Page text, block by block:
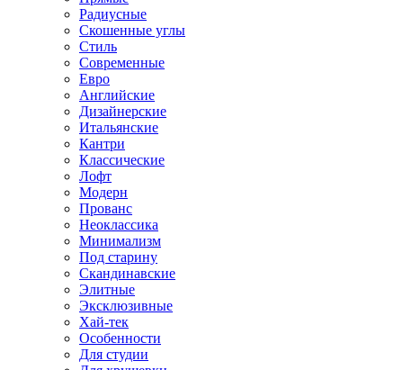
Радиусные
Скошенные углы
Стиль
Современные
Евро
Английские
Дизайнерские
Итальянские
Кантри
Классические
Лофт
Модерн
Прованс
Неоклассика
Минимализм
Под старину
Скандинавские
Элитные
Эксклюзивные
Хай-тек
Особенности
Для студии